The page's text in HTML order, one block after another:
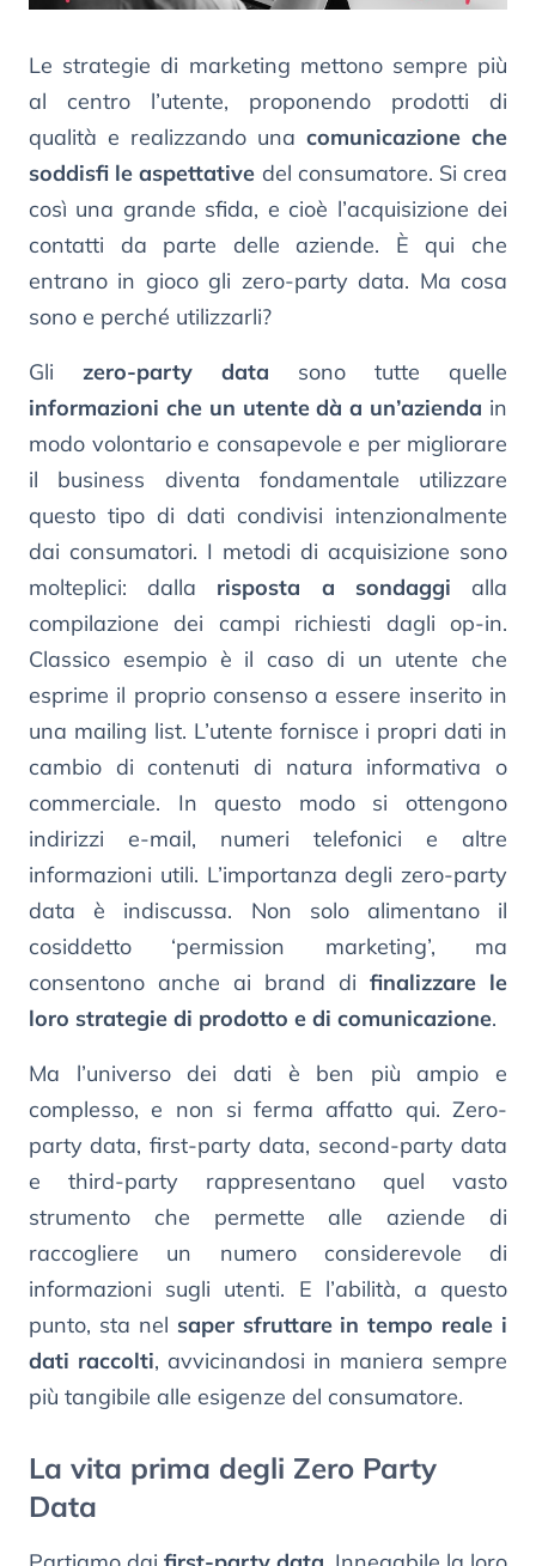
Le strategie di marketing mettono sempre più
al centro l’utente, proponendo prodotti di
qualità e realizzando una comunicazione che
soddisfi le aspettative del consumatore. Si crea
così una grande sfida, e cioè l’acquisizione dei
contatti da parte delle aziende. È qui che
entrano in gioco gli zero-party data. Ma cosa
sono e perché utilizzarli?
Gli zero-party data sono tutte quelle
informazioni che un utente dà a un’azienda in
modo volontario e consapevole e per migliorare
il business diventa fondamentale utilizzare
questo tipo di dati condivisi intenzionalmente
dai consumatori. I metodi di acquisizione sono
molteplici: dalla risposta a sondaggi alla
compilazione dei campi richiesti dagli op-in.
Classico esempio è il caso di un utente che
esprime il proprio consenso a essere inserito in
una mailing list. L’utente fornisce i propri dati in
cambio di contenuti di natura informativa o
commerciale. In questo modo si ottengono
indirizzi e-mail, numeri telefonici e altre
informazioni utili. L’importanza degli zero-party
data è indiscussa. Non solo alimentano il
cosiddetto ‘permission marketing’, ma
consentono anche ai brand di finalizzare le
loro strategie di prodotto e di comunicazione.
Ma l’universo dei dati è ben più ampio e
complesso, e non si ferma affatto qui. Zero-
party data, first-party data, second-party data
e third-party rappresentano quel vasto
strumento che permette alle aziende di
raccogliere un numero considerevole di
informazioni sugli utenti. E l’abilità, a questo
punto, sta nel saper sfruttare in tempo reale i
dati raccolti, avvicinandosi in maniera sempre
più tangibile alle esigenze del consumatore.
La vita prima degli Zero Party
Data